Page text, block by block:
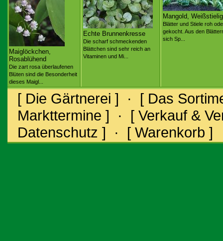
Maiglöckchen,
Rosablühend
Die zart rosa überlaufenen
Blüten sind die Besonderheit
dieses Maigl...
Echte Brunnenkresse
Die scharf schmeckenden
Blättchen sind sehr reich an
Vitaminen und Mi...
Mangold, Weißstielig
Blätter und Stiele roh
gekocht. Aus den
sich Sp...
[ Die Gärtnerei ] · [ Das
Markttermine ] · [ Verkauf &
Datenschutz ] · [ Warenkorb ]